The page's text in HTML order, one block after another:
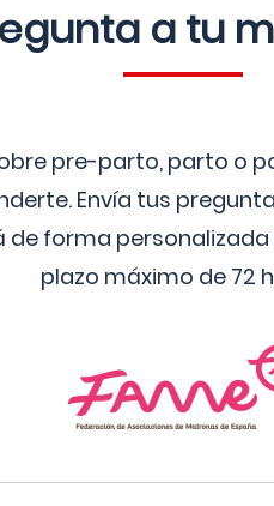
a tu
pre-parto, parto o
Envía tus
forma
plazo máximo de 72